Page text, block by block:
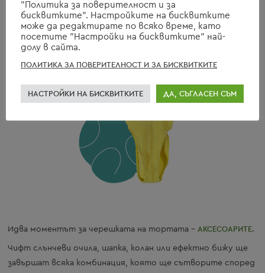
който може да съчетаете и в ежедневните си визии.
Идва моментът за черешката на тортата –АКСЕСОАРИТЕ.
Чифт слънчеви очила, шапка, колан или ефектно бижу ще
завършат всяка комбинация, която ще сътворите според
"Политика за поверителност и за
бисквитките". Настройките на бисквитките
може да редактирате по всяко време, като
посетите "Настройки на бисквитките" най-
долу в сайта.
ПОЛИТИКА ЗА ПОВЕРИТЕЛНОСТ И ЗА БИСКВИТКИТЕ
НАСТРОЙКИ НА БИСКВИТКИТЕ ДА, СЪГЛАСЕН СЪМ